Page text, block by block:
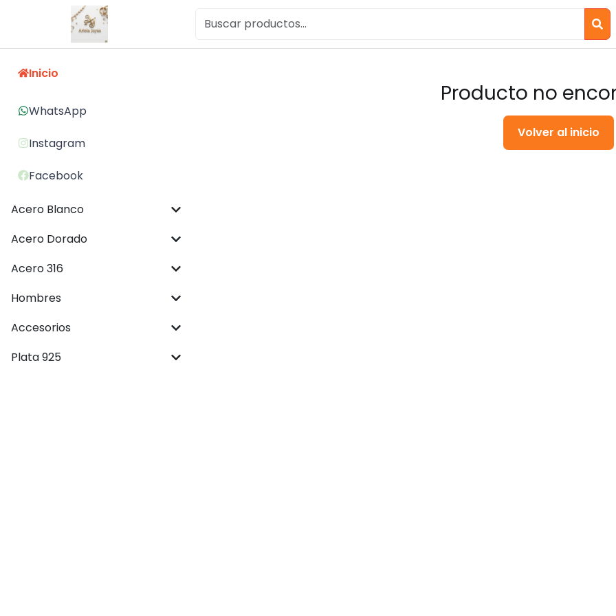
Inicio
WhatsApp
Instagram
Facebook
Acero Blanco
Acero Dorado
Acero 316
Hombres
Accesorios
Plata 925
Producto no
Volver al inicio